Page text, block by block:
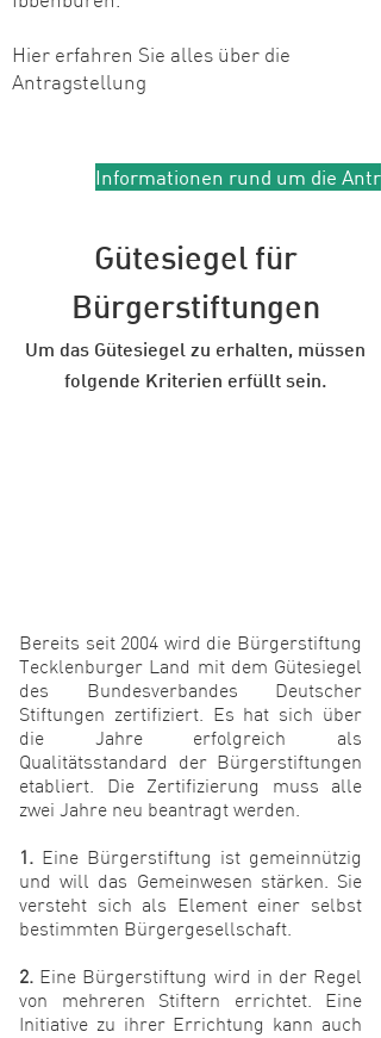
Hier erfahren Sie alles über die
Antragstellung
Informationen rund um die
Gütesiegel für
Bürgerstiftungen
Um das Gütesiegel zu erhalten, müssen
folgende Kriterien erfüllt sein.
Bereits seit 2004 wird die Bürgerstiftung
Tecklenburger Land mit dem Gütesiegel
des Bundesverbandes Deutscher
Stiftungen zertifiziert. Es hat sich über
die Jahre erfolgreich als
Qualitätsstandard der Bürgerstiftungen
etabliert. Die Zertifizierung muss alle
zwei Jahre neu beantragt werden.
1. Eine Bürgerstiftung ist gemeinnützig
und will das Gemeinwesen stärken. Sie
versteht sich als Element einer selbst
bestimmten Bürgergesellschaft.
2. Eine Bürgerstiftung wird in der Regel
von mehreren Stiftern errichtet. Eine
Initiative zu ihrer Errichtung kann auch